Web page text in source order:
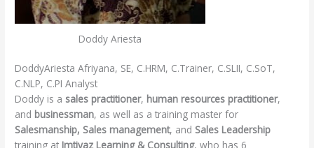
Doddy Ariesta
DoddyAriesta Afriyana, SE, C.HRM, C.Trainer, C.SLII, C.SoT,
C.NLP, C.PI Analyst
Doddy is a sales practitioner, human resources practitioner,
and businessman, as well as a training master for
Salesmanship, Sales management, and Sales Leadership
training at Imtiyaz Learning &Consulting, who has 6